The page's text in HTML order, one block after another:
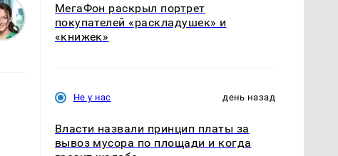
МегаФон раскрыл портрет
покупателей «раскладушек» и
«книжек»
Не у нас день назад
Власти назвали принцип платы за
вывоз мусора по площади и когда